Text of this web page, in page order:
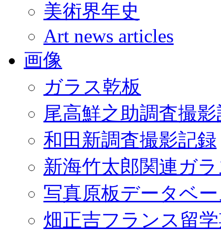
美術界年史
Art news articles
画像
ガラス乾板
尾高鮮之助調査撮
和田新調査撮影記録
新海竹太郎関連ガ
写真原板データベ
畑正吉フランス留